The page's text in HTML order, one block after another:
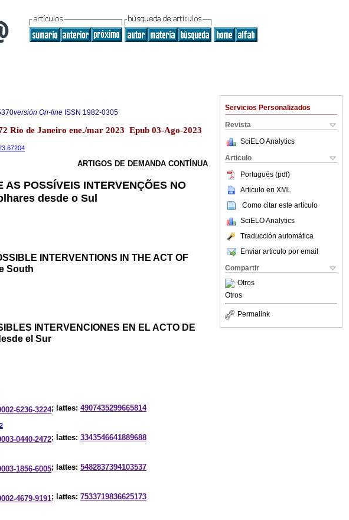
Servicios Personalizados
Revista
SciELO Analytics
Articulo
Portugués (pdf)
Articulo en XML
Como citar este artículo
SciELO Analytics
Traducción automática
Enviar articulo por email
Compartir
Otros
Otros
Permalink
versión On-line ISSN 1982-0305
Rio de Janeiro ene./mar 2023 Epub 03-Ago-2023
ARTIGOS DE DEMANDA CONTÍNUA
AS POSSÍVEIS INTERVENÇÕES NO
desde o Sul
INTERVENTIONS IN THE ACT OF
South
INTERVENCIONES EN EL ACTO DE
el Sur
6236-3224; lattes: 4907435299665814
2
0440-2472; lattes: 3343546641889688
1856-6005; lattes: 5482837394103537
4679-9191; lattes: 7533719836625173